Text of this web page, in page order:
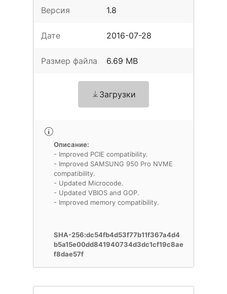
Версия 1.8
Дате 2016-07-28
Размер файла 6.69 MB
Загрузки
Описание:
- Improved PCIE compatibility.
- Improved SAMSUNG 950 Pro NVME
compatibility.
- Updated Microcode.
- Updated VBIOS and GOP.
- Improved memory compatibility.
SHA-256:dc54fb4d53f77b11f367a4d4
b5a15e00dd841940734d3dc1cf19c8ae
f8dae57f